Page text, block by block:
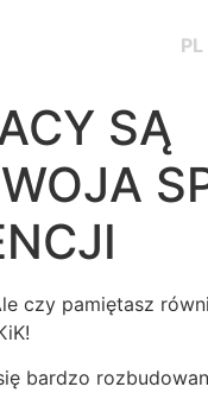
PL
SĄ
czy pamiętasz
bardzo